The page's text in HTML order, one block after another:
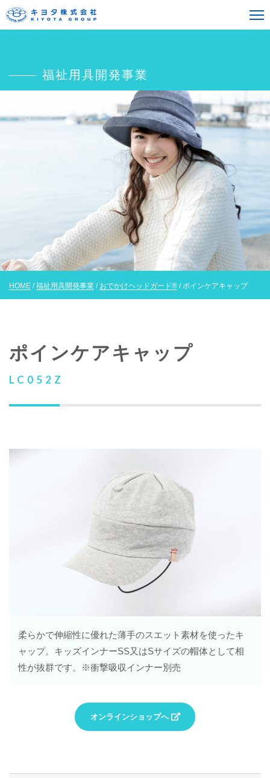
福祉用具開発事業
HOME /福祉用具開発事業 / おでかけヘッドガード® / ポインケアキャップ
ポインケアキャップ
LC052Z
柔らかで伸縮性に優れた薄手のスエット素材を使ったキ
ャップ。キッズインナーSS又はSサイズの帽体として相
性が抜群です。※衝撃吸収インナー別売
オンラインショップへ